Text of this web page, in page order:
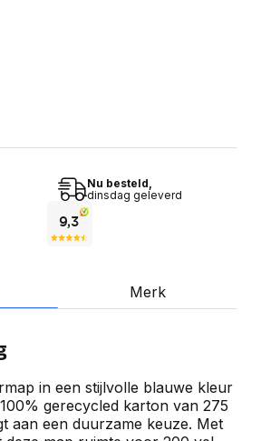
Nu besteld,
dinsdag geleverd
Merk
in een stijlvolle blauwe kleur
gerecycled karton van 275
aan een duurzame keuze. Met